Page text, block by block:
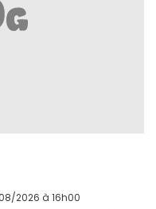
2026 à 16h00